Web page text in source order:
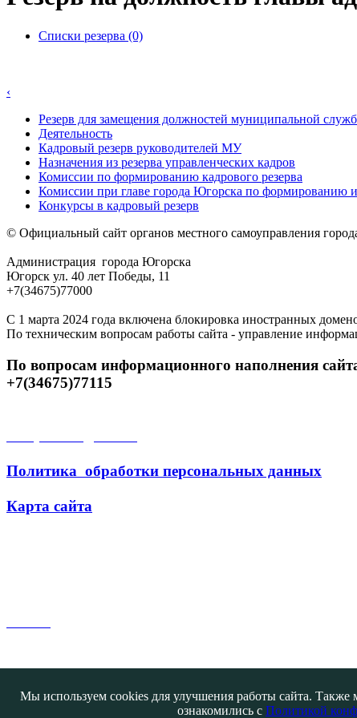
Списки резерва (0)
‹
Резерв для замещения должностей муниципальной
Деятельность
Кадровый резерв руководителей МУ
Назначения из резерва управленческих кадров
Комиссии по формированию кадрового резерва
Комиссии при главе города Югорска по формированию
Конкурсы в кадровый резерв
© Официальный сайт органов местного самоуправления
Администрация города Югорска
Югорск ул. 40 лет Победы, 11
+7(34675)77000
С 1 марта 2024 года включена блокировка иностранных
По техническим вопросам работы сайта - управление
По вопросам информационного наполнения
+7(34675)77115
Политика обработки персональных данных
Карта сайта
Мы используем cookies для улучшения работы сайта. Также
ознакомились с Политикой